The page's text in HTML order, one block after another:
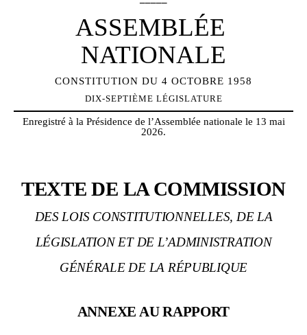
ASSEMBLÉE
NATIONALE
CONSTITUTION DU 4 OCTOBRE 1958
DIX-SEPTIÈME LÉGISLATURE
Enregistré à la Présidence de l’Assemblée nationale le 13 mai
2026.
TEXTE DE LA COMMISSION
DES LOIS CONSTITUTIONNELLES, DE LA
LÉGISLATION ET DE L’ADMINISTRATION
GÉNÉRALE DE LA RÉPUBLIQUE
ANNEXE AU RAPPORT